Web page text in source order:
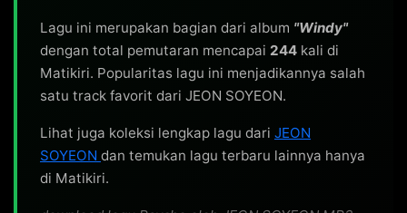
Lagu ini merupakan bagian dari album "Windy"
dengan total pemutaran mencapai 244 kali di
Matikiri. Popularitas lagu ini menjadikannya salah
satu track favorit dari JEON SOYEON.
Lihat juga koleksi lengkap lagu dari JEON
SOYEON dan temukan lagu terbaru lainnya hanya
di Matikiri.